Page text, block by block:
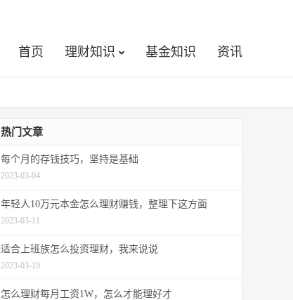
首页 理财知识 基金知识 资讯
热门文章
每个月的存钱技巧，坚持是基础
2023-03-04
年轻人10万元本金怎么理财赚钱，整理下这方面
2023-03-11
适合上班族怎么投资理财，我来说说
2023-03-19
怎么理财每月工资1W，怎么才能理好才